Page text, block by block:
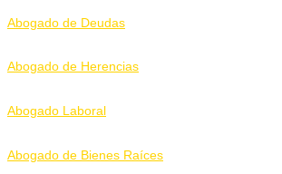
Abogado de Deudas
Abogado de Herencias
Abogado Laboral
Abogado de Bienes Raíces